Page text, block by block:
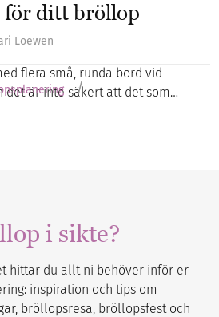
för ditt bröllop
Loewen
flera små, runda bord vid
det är inte säkert att det som…
/
i sikte?
hittar du allt ni behöver inför er
inspiration och tips om
bröllopsresa, bröllopsfest och